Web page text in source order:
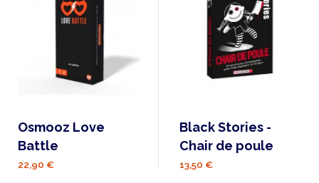
Osmooz Love
Battle
22,90 €
Black Stories -
Chair de poule
13,50 €